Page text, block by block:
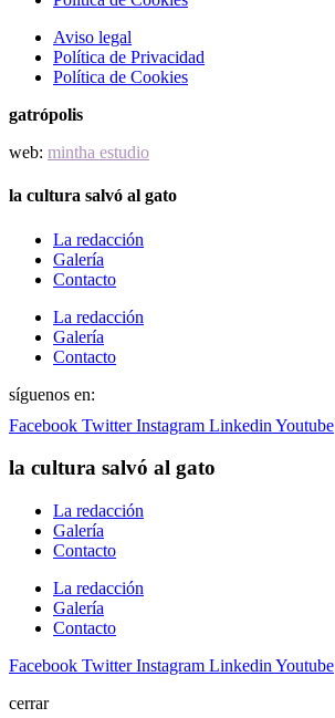
Aviso legal
Política de Privacidad
Política de Cookies
gatrópolis
web: mintha estudio
la cultura salvó al gato
La redacción
Galería
Contacto
La redacción
Galería
Contacto
síguenos en:
Facebook Twitter Instagram Linkedin Youtube
la cultura salvó al gato
La redacción
Galería
Contacto
La redacción
Galería
Contacto
Facebook Twitter Instagram Linkedin Youtube
cerrar